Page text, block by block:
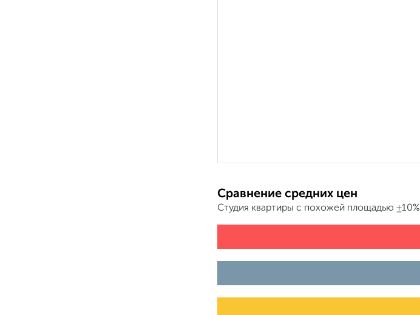
Сравнение средних цен
Студия квартиры с похожей площадью ±10%